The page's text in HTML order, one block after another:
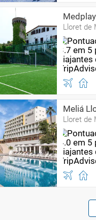
Lloret de
Meliá
Lloret de